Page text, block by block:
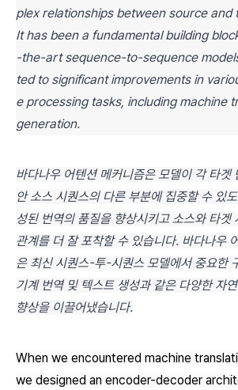
plex relationships between source and
It has been a fundamental building
-the-art sequence-to-sequence
ted to significant improvements in
e processing tasks, including machine
generation.
바다나우 어텐션 메커니즘은 모델이 각 타겟
안 소스 시퀀스의 다른 부분에 집중할 수 있
성된 번역의 품질을 향상시키고 소스와 타겟
관계를 더 잘 포착할 수 있습니다. 바다나우
은 최신 시퀀스-투-시퀀스 모델에서 중요한
기계 번역 및 텍스트 생성과 같은 다양한 자
향상을 이끌어냈습니다.
When we encountered machine
we designed an encoder-decoder